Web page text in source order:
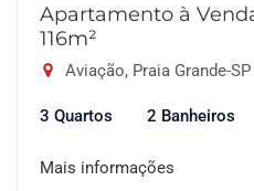
Apartamento à
116m²
Aviação, Praia Grande-SP
3 Quartos 2 Banheiros
Mais informações